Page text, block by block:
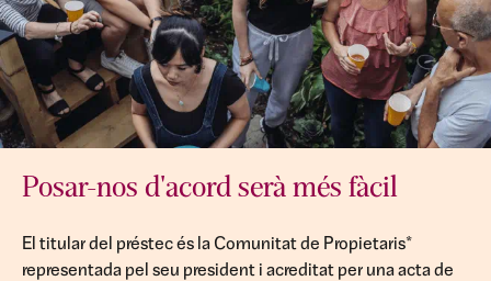
Posar-nos d'acord serà més fàcil
El titular del préstec és la Comunitat de Propietaris*
representada pel seu president i acreditat per una acta de